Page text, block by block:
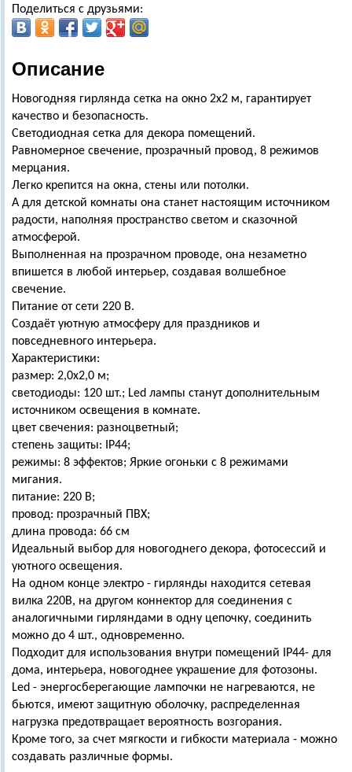
Поделиться с друзьями:
Описание
Новогодняя гирлянда сетка на окно 2х2 м, гарантирует
качество и безопасность.
Светодиодная сетка для декора помещений.
Равномерное свечение, прозрачный провод, 8 режимов
мерцания.
Легко крепится на окна, стены или потолки.
А для детской комнаты она станет настоящим источником
радости, наполняя пространство светом и сказочной
атмосферой.
Выполненная на прозрачном проводе, она незаметно
впишется в любой интерьер, создавая волшебное
свечение.
Питание от сети 220 В.
Создаёт уютную атмосферу для праздников и
повседневного интерьера.
Характеристики:
размер: 2,0х2,0 м;
светодиоды: 120 шт.; Led лампы станут дополнительным
источником освещения в комнате.
цвет свечения: разноцветный;
степень защиты: IP44;
режимы: 8 эффектов; Яркие огоньки с 8 режимами
мигания.
питание: 220 В;
провод: прозрачный ПВХ;
длина провода: 66 см
Идеальный выбор для новогоднего декора, фотосессий и
уютного освещения.
На одном конце электро - гирлянды находится сетевая
вилка 220В, на другом коннектор для соединения с
аналогичными гирляндами в одну цепочку, соединить
можно до 4 шт., одновременно.
Подходит для использования внутри помещений IP44- для
дома, интерьера, новогоднее украшение для фотозоны.
Led - энергосберегающие лампочки не нагреваются, не
бьются, имеют защитную оболочку, распределенная
нагрузка предотвращает вероятность возгорания.
Кроме того, за счет мягкости и гибкости материала - можно
создавать различные формы.